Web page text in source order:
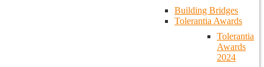
Building Bridges
Tolerantia Awards
Tolerantia
Awards
2024